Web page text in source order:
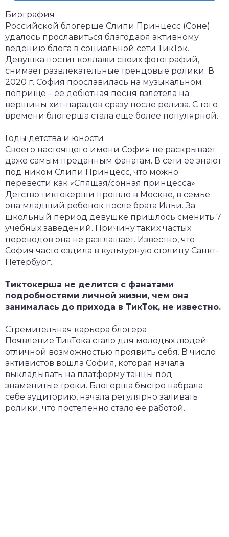
Биография
Российской блогерше Слипи Принцесс (Соне)
удалось прославиться благодаря активному
ведению блога в социальной сети ТикТок.
Девушка постит коллажи своих фотографий,
снимает развлекательные трендовые ролики. В
2020 г. София прославилась на музыкальном
поприще – ее дебютная песня взлетела на
вершины хит-парадов сразу после релиза. С того
времени блогерша стала еще более популярной.
Годы детства и юности
Своего настоящего имени София не раскрывает
даже самым преданным фанатам. В сети ее знают
под ником Слипи Принцесс, что можно
перевести как «Спящая/сонная принцесса».
Детство тиктокерши прошло в Москве, в семье
она младший ребенок после брата Ильи. За
школьный период девушке пришлось сменить 7
учебных заведений. Причину таких частых
переводов она не разглашает. Известно, что
София часто ездила в культурную столицу Санкт-
Петербург.
Тиктокерша не делится с фанатами
подробностями личной жизни, чем она
занималась до прихода в ТикТок, не известно.
Стремительная карьера блогера
Появление ТикТока стало для молодых людей
отличной возможностью проявить себя. В число
активистов вошла София, которая начала
выкладывать на платформу танцы под
знаменитые треки. Блогерша быстро набрала
себе аудиторию, начала регулярно заливать
ролики, что постепенно стало ее работой.